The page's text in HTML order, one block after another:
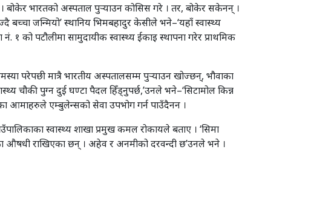
बोकेर भारतको अस्पताल पुर्‍याउन कोसिस गरे । तर, बोकेर सकेनन् ।
जन्मियो’ स्थानिय भिमबहादुर केसीले भने–‘यहाँ स्वास्थ्य
१ को पटौलीमा सामुदायीक स्वास्थ्य ईकाइ स्थापना गरेर प्राथमिक
परेपछी मात्रै भारतीय अस्पतालसम्म पुर्‍याउन खोज्छन्, भौवाका
चौकी पुग्न दुई घण्टा पैदल हिँड्नुपर्छ,’उनले भने–‘सिटामोल किन्न
आमाहरुले एम्बुलेन्सको सेवा उपभोग गर्न पाउँदैनन ।
स्वास्थ्य शाखा प्रमुख कमल रोकायले बताए । ‘सिमा
औषधी राखिएका छन् । अहेव र अनमीको दरवन्दी छ’उनले भने ।